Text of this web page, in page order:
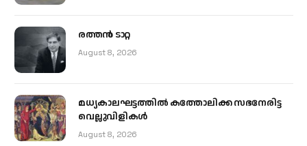
രത്തന്‍ ടാറ്റ
August 8, 2026
മധ്യകാലഘട്ടത്തില്‍ കത്തോലിക്ക സഭനേരിട്ട
വെല്ലുവിളികള്‍
August 8, 2026